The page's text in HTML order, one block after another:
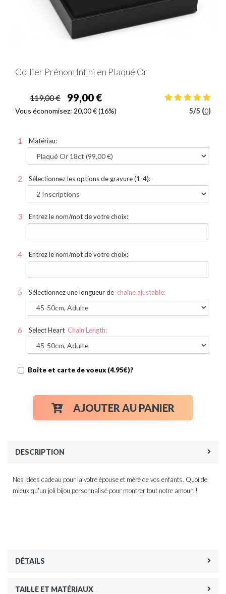
Collier Prénom Infini en Plaqué Or
119,00 € 99,00 €
Vous économisez: 20,00 €(16%) 5/5 (0)
Matériau:
Sélectionnez les options de gravure (1-4):
Entrez le nom/mot de votre choix:
Entrez le nom/mot de votre choix:
Sélectionnez une longueur de chaîne ajustable:
Select Heart Chain Length:
Boîte et carte de voeux (4.95€)?
AJOUTER AU PANIER
DESCRIPTION
Nos idées cadeau pour la votre épouse et mère de vos enfants. Quoi de
mieux qu'un joli bijou personnalisé pour montrer tout notre amour!!
DÉTAILS
TAILLE ET MATÉRIAUX